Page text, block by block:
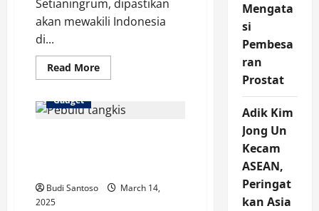
Setianingrum, dipastikan
akan mewakili Indonesia
di...
Read MoreRead
more
Siap
Tampil
Gadget
Budi Santoso
March 14,
2025
Mengata
si
Pembesa
ran
Prostat
Adik Kim
Jong Un
Kecam
ASEAN,
Peringat
kan Asia